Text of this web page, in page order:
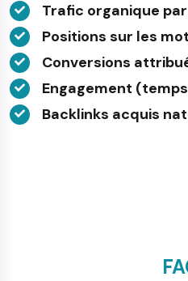
Trafic organique
Positions sur les
Conversions
Engagement
Backlinks acquis